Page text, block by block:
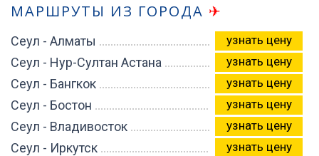
МАРШРУТЫ ИЗ ГОРОДА ✈
Сеул - Алматы узнать цену
Сеул - Нур-Султан Астана узнать цену
Сеул - Бангкок узнать цену
Сеул - Бостон узнать цену
Сеул - Владивосток узнать цену
Сеул - Иркутск узнать цену